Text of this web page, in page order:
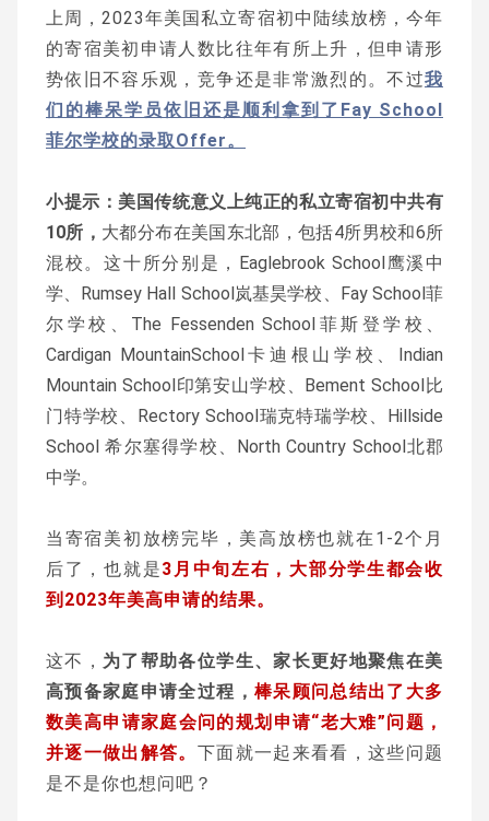
上周，2023年美国私立寄宿初中陆续放榜，今年
的寄宿美初申请人数比往年有所上升，但申请形
势依旧不容乐观，竞争还是非常激烈的。不过我
们的棒呆学员依旧还是顺利拿到了Fay School
菲尔学校的录取Offer。
小提示：美国传统意义上纯正的私立寄宿初中共有
10所， 大都分布在美国东北部，包括4所男校和6所
混校。这十所分别是，Eaglebrook School鹰溪中
学、Rumsey Hall School岚基昊学校、Fay School菲
尔学校、The Fessenden School菲斯登学校、
Cardigan MountainSchool卡迪根山学校、Indian
Mountain School印第安山学校、Bement School比
门特学校、Rectory School瑞克特瑞学校、Hillside
School 希尔塞得学校、North Country School北郡
中学。
当寄宿美初放榜完毕，美高放榜也就在1-2个月
后了，也就是3月中旬左右，大部分学生都会收
到2023年美高申请的结果。
这不， 为了帮助各位学生、家长更好地聚焦在美
高预备家庭申请全过程， 棒呆顾问总结出了大多
数美高申请家庭会问的规划申请“老大难”问题，
并逐一做出解答。 下面就一起来看看，这些问题
是不是你也想问吧？